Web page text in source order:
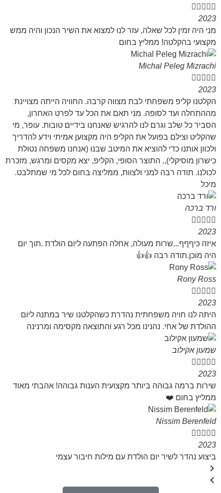
    
2023
מני היה זמין לכל שאלה, עזר לנו למצוא את השיר הנכון והיה ממש
מקצועי בהקלטה! ממליץ בחום
Michal Peleg Mizrachi
    
2023
הקלטנו קליפ משפחתי לבת מצווה קרבה. החוויה הייתה מצויינת
מההתחלה ועד לסופה. מני תאם את הכל עד לפרט האחרון,
הסביר כל שלב וגרם לנו להרגיש שאנחנו בידיים טובות. עופר, מי
שהקליט וצילם בפועל את הקליפ היה מקצוען אמיתי וידע להדריך
ולכוון אותנו כדי להוציא את המיטב שבנו (אנחנו משפחה נטולת
כישרון מוסיקלי),. התוצר הסופי, הקליפ, יצא מקסים ומרגש, מזכרת
לכולנו. תודה רבה למני ולצוות, ממליצה בחום לכל מי שמתלבט.
מיכל
ורד ברכה
    
2023
איזה כיףףף...שרות מעולה, אחלה הפתעה ליום הולדת .תוך יום
היה מוכן.תודה רבה 👍👍
Rony Ross
    
2023
היתה לנו חויה משפחתית נהדרת כשהקלטנו שיר במתנה ליום
ההולדת של אחי. נהנינו מכל רגע והתוצאה מקסימה ומרנינה
שמעון אקילוב
    
2023
שירות ברמה גבוהה ביותר מקצועית הענות גבוהה! אהבתי מאוד
ממליץ בחום ❤️
Nissim Berenfeld
    
2023
ביצוע נהדר לשיר יום הולדת עם מילות חיבור עצמי